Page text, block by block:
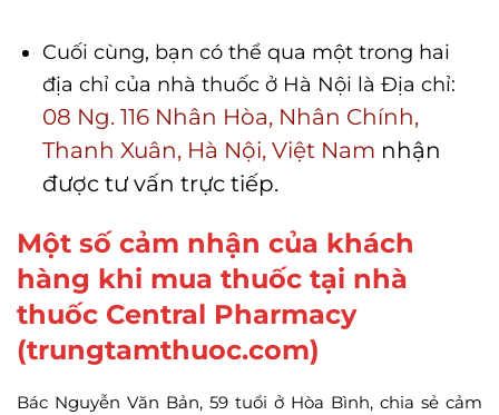
Cuối cùng, bạn có thể qua một trong hai
địa chỉ của nhà thuốc ở Hà Nội là Địa chỉ:
08 Ng. 116 Nhân Hòa, Nhân Chính,
Thanh Xuân, Hà Nội, Việt Nam nhận
được tư vấn trực tiếp.
Một số cảm nhận của khách
hàng khi mua thuốc tại nhà
thuốc Central Pharmacy
(trungtamthuoc.com)
Bác Nguyễn Văn Bản, 59 tuổi ở Hòa Bình, chia sẻ cảm